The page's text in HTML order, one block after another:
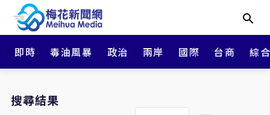
即時 毒油風暴 政治 兩岸 國際 台商 綜
搜尋結果